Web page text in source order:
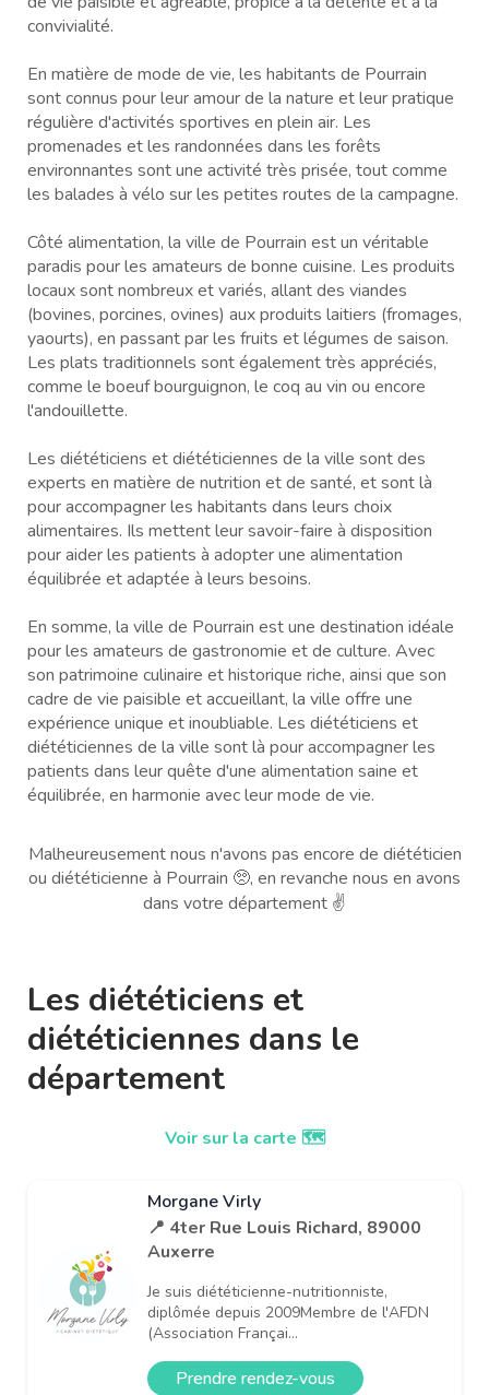
convivialité.
En matière de mode de vie, les habitants de Pourrain
sont connus pour leur amour de la nature et leur pratique
régulière d'activités sportives en plein air. Les
promenades et les randonnées dans les forêts
environnantes sont une activité très prisée, tout comme
les balades à vélo sur les petites routes de la campagne.
Côté alimentation, la ville de Pourrain est un véritable
paradis pour les amateurs de bonne cuisine. Les produits
locaux sont nombreux et variés, allant des viandes
(bovines, porcines, ovines) aux produits laitiers (fromages,
yaourts), en passant par les fruits et légumes de saison.
Les plats traditionnels sont également très appréciés,
comme le boeuf bourguignon, le coq au vin ou encore
l'andouillette.
Les diététiciens et diététiciennes de la ville sont des
experts en matière de nutrition et de santé, et sont là
pour accompagner les habitants dans leurs choix
alimentaires. Ils mettent leur savoir-faire à disposition
pour aider les patients à adopter une alimentation
équilibrée et adaptée à leurs besoins.
En somme, la ville de Pourrain est une destination idéale
pour les amateurs de gastronomie et de culture. Avec
son patrimoine culinaire et historique riche, ainsi que son
cadre de vie paisible et accueillant, la ville offre une
expérience unique et inoubliable. Les diététiciens et
diététiciennes de la ville sont là pour accompagner les
patients dans leur quête d'une alimentation saine et
équilibrée, en harmonie avec leur mode de vie.
Malheureusement nous n'avons pas encore de diététicien
ou diététicienne à Pourrain 🥺, en revanche nous en avons
dans votre département ✌️
Les diététiciens et
diététiciennes dans le
département
Voir sur la carte 🗺️
Morgane Virly
📍 4ter Rue Louis Richard, 89000
Auxerre
Je suis diététicienne-nutritionniste,
diplômée depuis 2009Membre de l'AFDN
(Association Françai...
Prendre rendez-vous